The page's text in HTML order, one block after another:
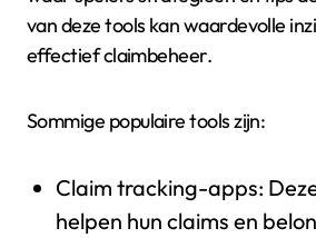
van deze tools kan waardevolle
effectief claimbeheer.
Sommige populaire tools zijn:
Claim tracking-apps:
helpen hun claims en